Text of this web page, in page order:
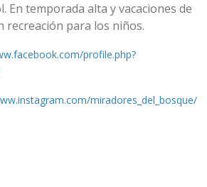
En temporada alta y vacaciones de
recreación para los niños.
profile.php?
miradores_del_bosque/